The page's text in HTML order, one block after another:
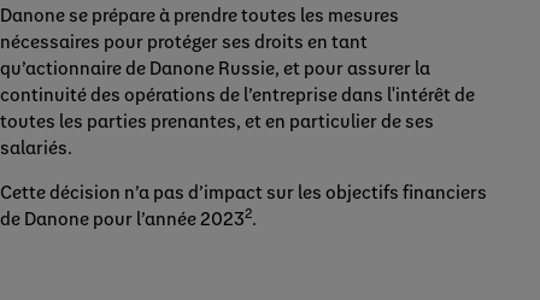
Danone se prépare à prendre toutes les mesures
nécessaires pour protéger ses droits en tant
qu’actionnaire de Danone Russie, et pour assurer la
continuité des opérations de l’entreprise dans l'intérêt de
toutes les parties prenantes, et en particulier de ses
salariés.
Cette décision n’a pas d’impact sur les objectifs financiers
de Danone pour l’année 20232.